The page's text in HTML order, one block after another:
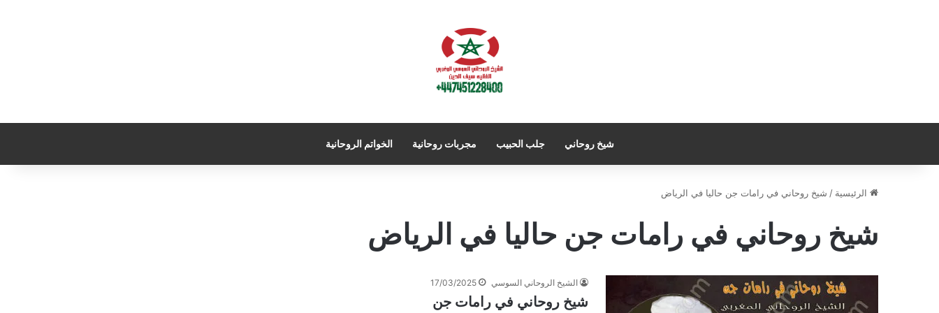
شيخ روحاني جلب الحبيب مجربات روحانية الخواتم الروحانية
الرئيسية / شيخ روحاني في رامات جن حاليا في الرياض
شيخ روحاني في رامات جن حاليا في الرياض
الشيخ الروحاني السوسي 17/03/2025
شيخ روحاني في رامات جن